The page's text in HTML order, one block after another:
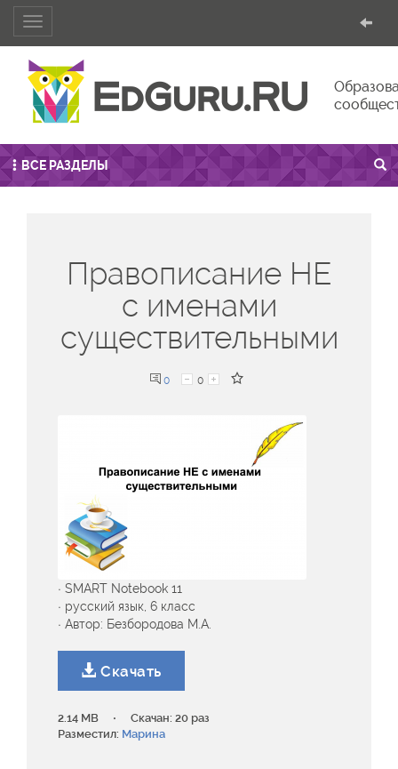
Toggle
navigation
ВСЕ РАЗДЕЛЫ
Правописание НЕ
с именами
существительными
0 0
· SMART Notebook 11
· русский язык, 6 класс
· Автор: Безбородова М.А.
Скачать
2.14 MB ·
Скачан: 20 раз
Разместил: Марина